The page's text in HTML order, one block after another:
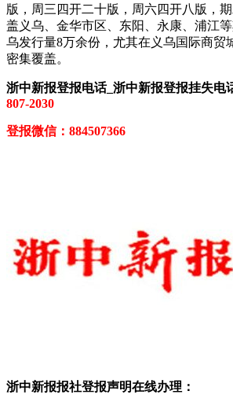
版，周三四开二十版，周六四开八版，
盖义乌、金华市区、东阳、永康、浦江
乌发行量8万余份，尤其在义乌国际商贸
密集覆盖。
浙中新报登报电话_浙中新报登报挂失电
807-2030
登报微信：884507366
浙中新报报社登报声明在线办理：